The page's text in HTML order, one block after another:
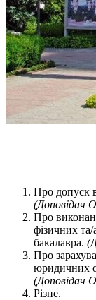
Про допуск
(Доповідач
Про
фізичних
бакалавра. (
Про
юридичних
(Доповідач
Різне.